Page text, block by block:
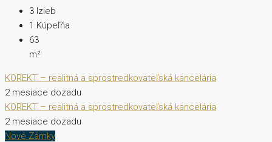
3 Izieb
1 Kúpeľňa
63
m²
KOREKT – realitná a sprostredkovateľská kancelária
2 mesiace dozadu
KOREKT – realitná a sprostredkovateľská kancelária
2 mesiace dozadu
Nové Zámky